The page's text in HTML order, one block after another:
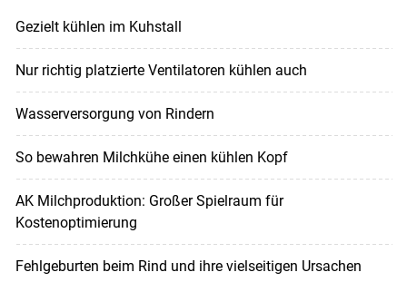
Gezielt kühlen im Kuhstall
Nur richtig platzierte Ventilatoren kühlen auch
Wasserversorgung von Rindern
So bewahren Milchkühe einen kühlen Kopf
AK Milchproduktion: Großer Spielraum für
Kostenoptimierung
Fehlgeburten beim Rind und ihre vielseitigen Ursachen